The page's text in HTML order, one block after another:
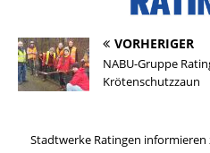
VORHERIGER
NABU-Gruppe
Krötenschutzzaun
Stadtwerke Ratingen informieren